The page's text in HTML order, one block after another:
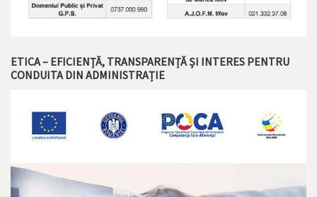
ETICA – EFICIENȚĂ, TRANSPARENȚĂ ȘI INTERES PENTRU
CONDUITA DIN ADMINISTRAȚIE